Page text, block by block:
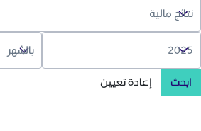
ابحث إعادة تعيين